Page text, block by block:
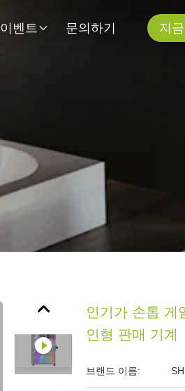
이벤트 문의하기 지
인기가 손톱 게
인형 판매 기계
브랜드 이름: